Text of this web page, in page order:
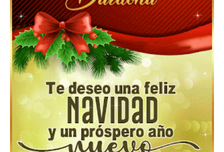
Feliz Navidad y próspero Año Nuevo Bianca